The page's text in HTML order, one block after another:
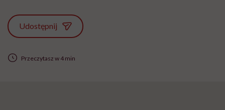
Udostępnij
Przeczytasz w 4 min